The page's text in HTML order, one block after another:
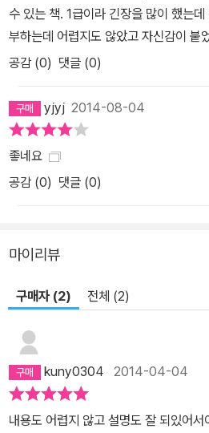
수 있는 책. 1급이라 긴장을 많이 했는
부하는데 어렵지도 않았고 자신감이 붙
공감 (0) 댓글 (0)
yjyj 2014-08-04
좋네요
공감 (0) 댓글 (0)
마이리뷰
구매자 (2) 전체 (2)
kuny0304 2014-04-04
내용도 어렵지 않고 설명도 잘 되있어